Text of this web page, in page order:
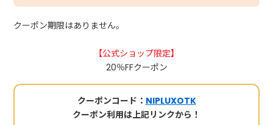
クーポン期限はありません。
【公式ショップ限定】
20％FFクーポン
クーポンコード： NIPLUXOTK
クーポン利用は上記リンクから！